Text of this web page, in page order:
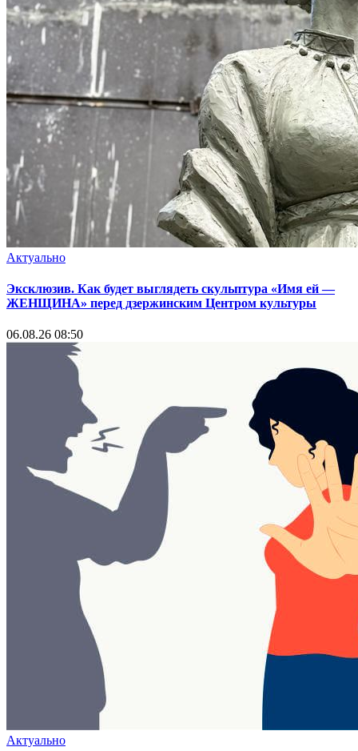
Актуально
Эксклюзив. Как будет выглядеть скульптура «Имя ей —
ЖЕНЩИНА» перед дзержинским Центром культуры
06.08.26 08:50
Актуально